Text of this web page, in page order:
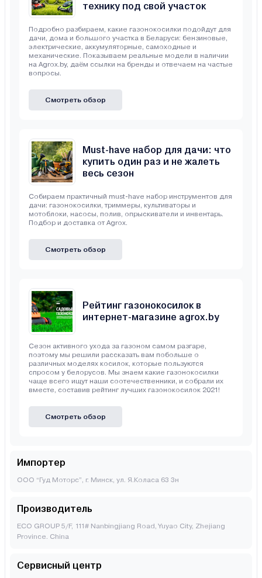
технику под свой участок
Подробно разбираем, какие газонокосилки подойдут для
дачи, дома и большого участка в Беларуси: бензиновые,
электрические, аккумуляторные, самоходные и
механические. Показываем реальные модели в наличии
на Agrox.by, даём ссылки на бренды и отвечаем на частые
вопросы.
Смотреть обзор
Must-have набор для дачи: что
купить один раз и не жалеть
весь сезон
Собираем практичный must-have набор инструментов для
дачи: газонокосилки, триммеры, культиваторы и
мотоблоки, насосы, полив, опрыскиватели и инвентарь.
Подбор и доставка от Agrox.
Смотреть обзор
Рейтинг газонокосилок в
интернет-магазине agrox.by
Сезон активного ухода за газоном самом разгаре,
поэтому мы решили рассказать вам побольше о
различных моделях косилок, которые пользуются
спросом у белорусов. Мы знаем какие газонокосилки
чаще всего ищут наши соотечественники, и собрали их
вместе, составив рейтинг лучших газонокосилок 2021!
Смотреть обзор
Импортер
ООО “Гуд Моторс”, г. Минск, ул. Я.Коласа 63 3н
Производитель
ECO GROUP 5/F, 111# Nanbingjiang Road, Yuyao City, Zhejiang
Province. China
Сервисный центр